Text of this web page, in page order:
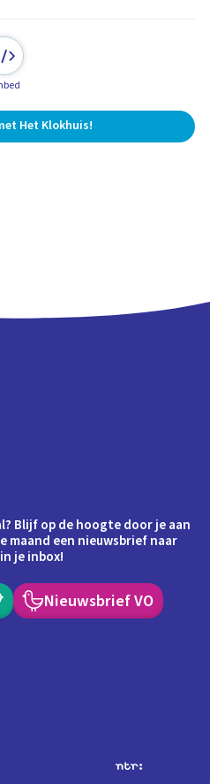
Het Klokhuis!
Blijf op de hoogte door je aan
maand een nieuwsbrief naar
je inbox!
Nieuwsbrief VO